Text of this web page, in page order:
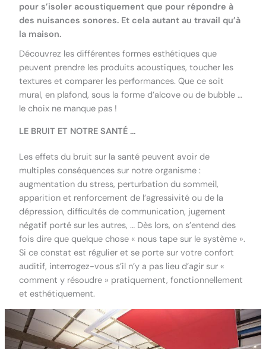
pour s’isoler acoustiquement que pour répondre à
des nuisances sonores. Et cela autant au travail qu’à
la maison.
Découvrez les différentes formes esthétiques que
peuvent prendre les produits acoustiques, toucher les
textures et comparer les performances. Que ce soit
mural, en plafond, sous la forme d’alcove ou de bubble …
le choix ne manque pas !
LE BRUIT ET NOTRE SANTÉ …
Les effets du bruit sur la santé peuvent avoir de
multiples conséquences sur notre organisme :
augmentation du stress, perturbation du sommeil,
apparition et renforcement de l’agressivité ou de la
dépression, difficultés de communication, jugement
négatif porté sur les autres, … Dès lors, on s’entend des
fois dire que quelque chose « nous tape sur le système ».
Si ce constat est régulier et se porte sur votre confort
auditif, interrogez-vous s’il n’y a pas lieu d’agir sur «
comment y résoudre » pratiquement, fonctionnellement
et esthétiquement.